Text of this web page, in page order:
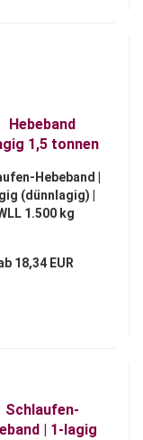
Hebeband |
(dünnlagig) |
1.500 kg
18,34 EUR